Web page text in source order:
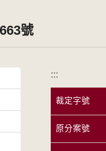
號
:::
裁定字號
原分案號